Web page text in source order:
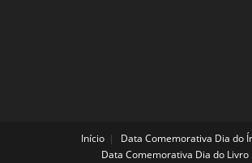
Início
Data Comemorativa Dia do
Data Comemorativa Dia do Livro